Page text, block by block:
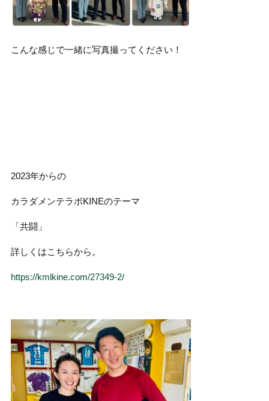
こんな感じで一緒に写真撮ってください！
2023年からの
カラダメンテラボKINEのテーマ
「共闘」
詳しくはこちらから。
https://kmlkine.com/27349-2/